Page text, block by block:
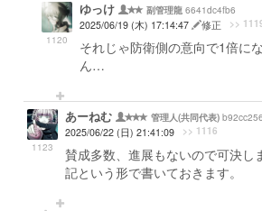
1120
ゆっけ 副管理龍 6641dc4fb6
2025/06/19 (木) 17:14:47
修正 >>
それじゃ防衛側の意向で1倍に
ん…
1123
あーねむ 管理人(共同代表)
2025/06/22 (日) 21:41:09
>> 1116
賛成多数、進展もないので可決し
記という形で書いておきます。